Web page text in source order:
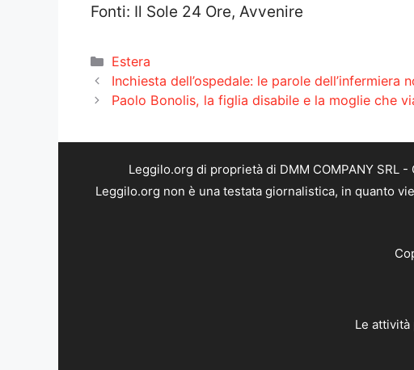
Fonti: Il Sole 24 Ore, Avvenire
Categorie
Estera
Inchiesta dell’ospedale: le parole dell’infermiera
Paolo Bonolis, la figlia disabile e la moglie che
Leggilo.org di proprietà di DMM COMPANY SRL
Leggilo.org non è una testata giornalistica, in quanto
Le